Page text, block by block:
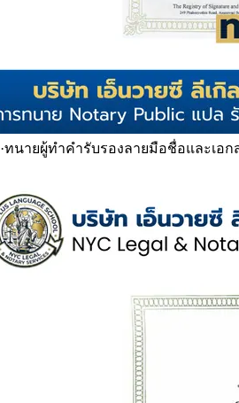
·ทนายผู้ทำคำรับรองลายมือชื่อและเอก